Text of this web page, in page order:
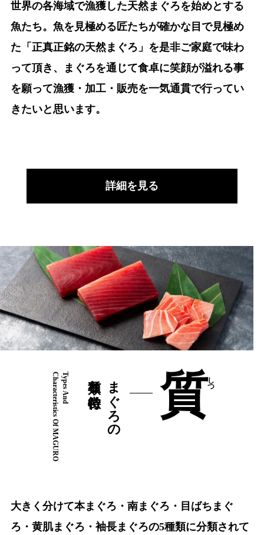
世界の各海域で漁獲した天然まぐろを始めとする
魚たち。魚を見極める匠たちが確かな目で見極め
た「正真正銘の天然まぐろ」を是非ご家庭で味わ
って頂き、まぐろを通じて食卓に笑顔が溢れる事
を願って漁獲・加工・販売を一気通貫で行ってい
きたいと思います。
詳細を見る
しつ
質
まぐろの
種類と特徴
Types And
Characteristics Of MAGURO
大きく分けて本まぐろ・南まぐろ・目ばちまぐ
ろ・黄肌まぐろ・袖長まぐろの5種類に分類されて